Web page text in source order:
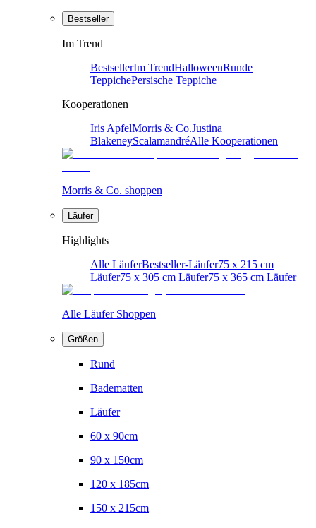
Bestseller
Im Trend
BestsellerIm TrendHalloweenRunde
TeppichePersische Teppiche
Kooperationen
Iris ApfelMorris & Co.Justina
BlakeneyScalamandréAlle Kooperationen
Morris & Co. shoppen
Läufer
Highlights
Alle LäuferBestseller-Läufer75 x 215 cm
Läufer75 x 305 cm Läufer75 x 365 cm Läufer
Alle Läufer Shoppen
Größen
Rund
Badematten
Läufer
60 x 90cm
90 x 150cm
120 x 185cm
150 x 215cm